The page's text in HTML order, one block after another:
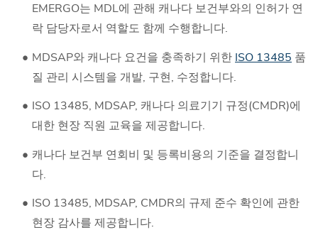
EMERGO는 MDL에 관해 캐나다 보건부와의 인허가 연
락 담당자로서 역할도 함께 수행합니다.
MDSAP와 캐나다 요건을 충족하기 위한 ISO 13485 품
질 관리 시스템을 개발, 구현, 수정합니다.
ISO 13485, MDSAP, 캐나다 의료기기 규정(CMDR)에
대한 현장 직원 교육을 제공합니다.
캐나다 보건부 연회비 및 등록비용의 기준을 결정합니
다.
ISO 13485, MDSAP, CMDR의 규제 준수 확인에 관한
현장 감사를 제공합니다.